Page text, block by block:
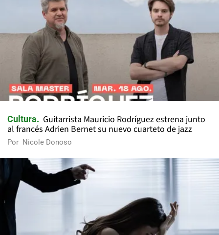
Cultura
Guitarrista Mauricio Rodríguez estrena junto
al francés Adrien Bernet su nuevo cuarteto de jazz
Por Nicole Donoso